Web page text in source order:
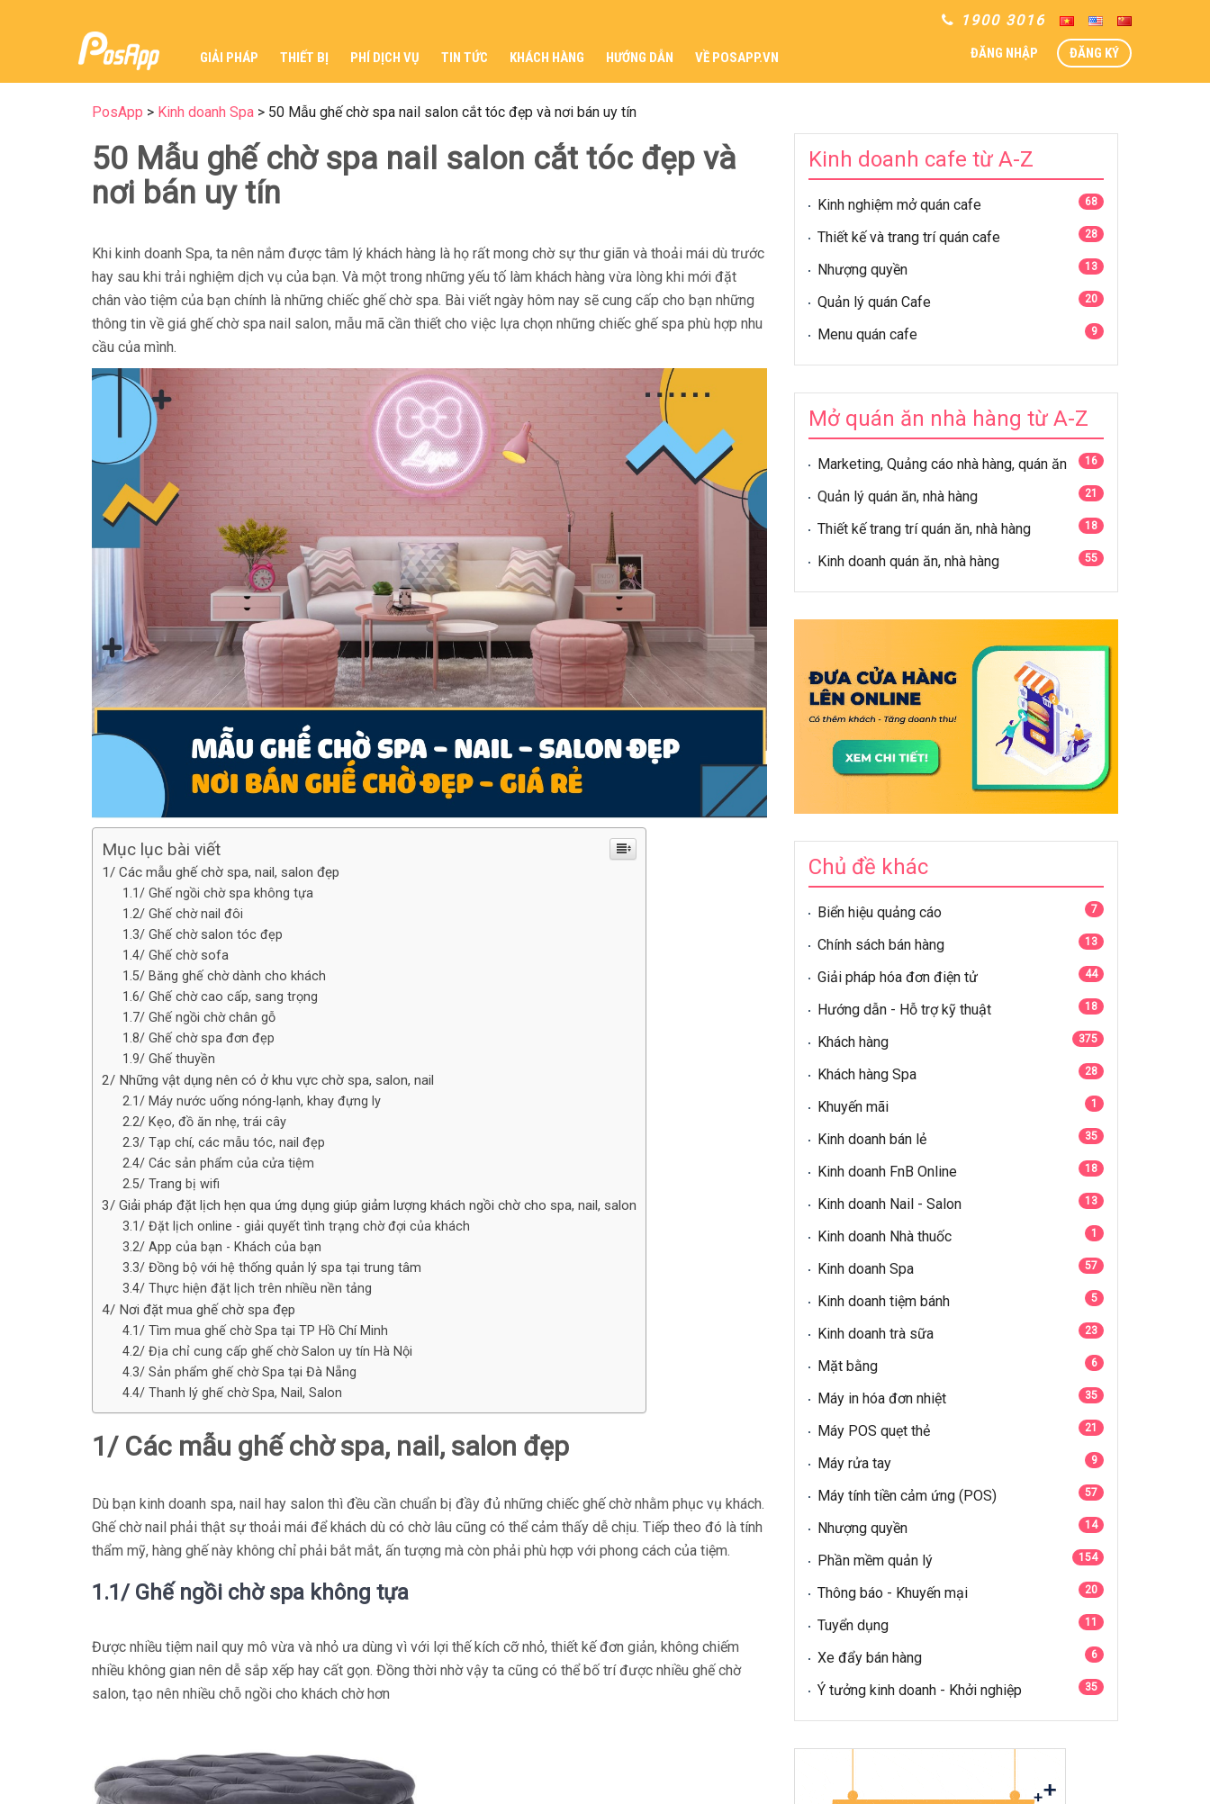
1900 3016
GIẢI PHÁP THIẾT BỊ PHÍ DỊCH VỤ TIN TỨC KHÁCH HÀNG HƯỚNG DẪN VỀ POSAPP.VN ĐĂNG NHẬP ĐĂNG KÝ
PosApp > Kinh doanh Spa > 50 Mẫu ghế chờ spa nail salon cắt tóc đẹp và nơi bán uy tín
50 Mẫu ghế chờ spa nail salon cắt tóc đẹp và
nơi bán uy tín
Khi kinh doanh Spa, ta nên nắm được tâm lý khách hàng là họ rất mong chờ sự thư giãn và thoải mái dù trước
hay sau khi trải nghiệm dịch vụ của bạn. Và một trong những yếu tố làm khách hàng vừa lòng khi mới đặt
chân vào tiệm của bạn chính là những chiếc ghế chờ spa. Bài viết ngày hôm nay sẽ cung cấp cho bạn những
thông tin về giá ghế chờ spa nail salon, mẫu mã cần thiết cho việc lựa chọn những chiếc ghế spa phù hợp nhu
cầu của mình.
Mục lục bài viết
1/ Các mẫu ghế chờ spa, nail, salon đẹp
1.1/ Ghế ngồi chờ spa không tựa
1.2/ Ghế chờ nail đôi
1.3/ Ghế chờ salon tóc đẹp
1.4/ Ghế chờ sofa
1.5/ Băng ghế chờ dành cho khách
1.6/ Ghế chờ cao cấp, sang trọng
1.7/ Ghế ngồi chờ chân gỗ
1.8/ Ghế chờ spa đơn đẹp
1.9/ Ghế thuyền
2/ Những vật dụng nên có ở khu vực chờ spa, salon, nail
2.1/ Máy nước uống nóng-lạnh, khay đựng ly
2.2/ Kẹo, đồ ăn nhẹ, trái cây
2.3/ Tạp chí, các mẫu tóc, nail đẹp
2.4/ Các sản phẩm của cửa tiệm
2.5/ Trang bị wifi
3/ Giải pháp đặt lịch hẹn qua ứng dụng giúp giảm lượng khách ngồi chờ cho spa, nail, salon
3.1/ Đặt lịch online - giải quyết tình trạng chờ đợi của khách
3.2/ App của bạn - Khách của bạn
3.3/ Đồng bộ với hệ thống quản lý spa tại trung tâm
3.4/ Thực hiện đặt lịch trên nhiều nền tảng
4/ Nơi đặt mua ghế chờ spa đẹp
4.1/ Tìm mua ghế chờ Spa tại TP Hồ Chí Minh
4.2/ Địa chỉ cung cấp ghế chờ Salon uy tín Hà Nội
4.3/ Sản phẩm ghế chờ Spa tại Đà Nẵng
4.4/ Thanh lý ghế chờ Spa, Nail, Salon
1/ Các mẫu ghế chờ spa, nail, salon đẹp
Dù bạn kinh doanh spa, nail hay salon thì đều cần chuẩn bị đầy đủ những chiếc ghế chờ nhằm phục vụ khách.
Ghế chờ nail phải thật sự thoải mái để khách dù có chờ lâu cũng có thể cảm thấy dễ chịu. Tiếp theo đó là tính
thẩm mỹ, hàng ghế này không chỉ phải bắt mắt, ấn tượng mà còn phải phù hợp với phong cách của tiệm.
1.1/ Ghế ngồi chờ spa không tựa
Được nhiều tiệm nail quy mô vừa và nhỏ ưa dùng vì với lợi thế kích cỡ nhỏ, thiết kế đơn giản, không chiếm
nhiều không gian nên dễ sắp xếp hay cất gọn. Đồng thời nhờ vậy ta cũng có thể bố trí được nhiều ghế chờ
salon, tạo nên nhiều chỗ ngồi cho khách chờ hơn
Kinh doanh cafe từ A-Z
Kinh nghiệm mở quán cafe 68
Thiết kế và trang trí quán cafe 28
Nhượng quyền 13
Quản lý quán Cafe 20
Menu quán cafe 9
Mở quán ăn nhà hàng từ A-Z
Marketing, Quảng cáo nhà hàng, quán ăn 16
Quản lý quán ăn, nhà hàng 21
Thiết kế trang trí quán ăn, nhà hàng 18
Kinh doanh quán ăn, nhà hàng 55
Chủ đề khác
Biển hiệu quảng cáo 7
Chính sách bán hàng 13
Giải pháp hóa đơn điện tử 44
Hướng dẫn - Hỗ trợ kỹ thuật 18
Khách hàng 375
Khách hàng Spa 28
Khuyến mãi 1
Kinh doanh bán lẻ 35
Kinh doanh FnB Online 18
Kinh doanh Nail - Salon 13
Kinh doanh Nhà thuốc 1
Kinh doanh Spa 57
Kinh doanh tiệm bánh 5
Kinh doanh trà sữa 23
Mặt bằng 6
Máy in hóa đơn nhiệt 35
Máy POS quẹt thẻ 21
Máy rửa tay 9
Máy tính tiền cảm ứng (POS) 57
Nhượng quyền 14
Phần mềm quản lý 154
Thông báo - Khuyến mại 20
Tuyển dụng 11
Xe đẩy bán hàng 6
Ý tưởng kinh doanh - Khởi nghiệp 35